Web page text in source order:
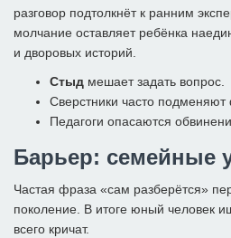
разговор подтолкнёт к ранним
молчание оставляет ребёнка
и дворовых историй.
Стыд мешает задать вопрос.
Сверстники часто
Педагоги опасаются
Барьер: семейные
Частая фраза «сам разберётся»
поколение. В итоге юный человек
всего кричат.